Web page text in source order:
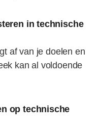
in technische
af van je doelen en
kan al voldoende
op technische